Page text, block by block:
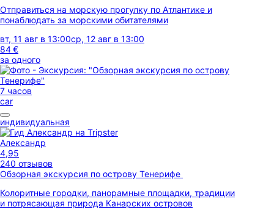
Отправиться на морскую прогулку по Атлантике и
понаблюдать за морскими обитателями
вт, 11 авг в 13:00ср, 12 авг в 13:00
84 €
за одного
7 часов
car
индивидуальная
Александр
4,95
240 отзывов
Обзорная экскурсия по острову Тенерифе
Колоритные городки, панорамные площадки, традиции
и потрясающая природа Канарских островов